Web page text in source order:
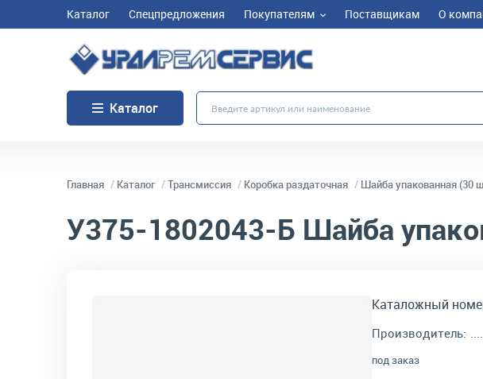
Каталог Спецпредложения Покупателям Поставщикам О
Каталог
Главная Каталог Трансмиссия Коробка раздаточная Шайба упакованная (30
У375-1802043-Б Шайба
Каталожный
Производитель:
под заказ